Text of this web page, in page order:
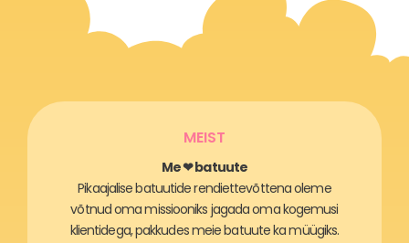
MEIST
Me ❤ batuute
Pikaajalise batuutide rendiettevõttena oleme
võtnud oma missiooniks jagada oma kogemusi
klientidega, pakkudes meie batuute ka müügiks.